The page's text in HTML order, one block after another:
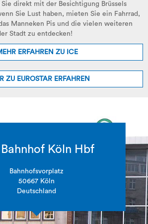
Sie direkt mit der Besichtigung Brüssels
Sie Lust haben, mieten Sie ein Fahrrad,
Manneken Pis und die vielen weiteren
Stadt zu entdecken!
ERFAHREN ZU ICE
ZU EUROSTAR ERFAHREN
Bahnhof Köln Hbf
Bahnhofsvorplatz
50667 Köln
Deutschland